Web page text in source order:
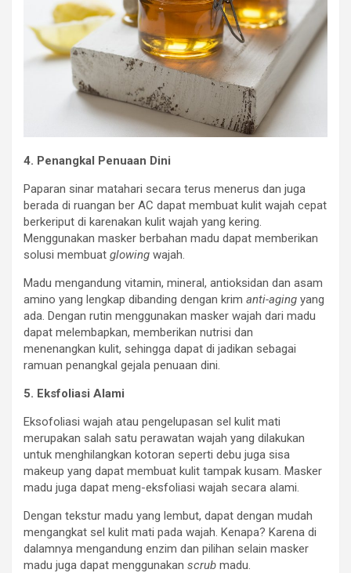
4. Penangkal Penuaan Dini
Paparan sinar matahari secara terus menerus dan juga
berada di ruangan ber AC dapat membuat kulit wajah cepat
berkeriput di karenakan kulit wajah yang kering.
Menggunakan masker berbahan madu dapat memberikan
solusi membuat glowing wajah.
Madu mengandung vitamin, mineral, antioksidan dan asam
amino yang lengkap dibanding dengan krim anti-aging yang
ada. Dengan rutin menggunakan masker wajah dari madu
dapat melembapkan, memberikan nutrisi dan
menenangkan kulit, sehingga dapat di jadikan sebagai
ramuan penangkal gejala penuaan dini.
5. Eksfoliasi Alami
Eksofoliasi wajah atau pengelupasan sel kulit mati
merupakan salah satu perawatan wajah yang dilakukan
untuk menghilangkan kotoran seperti debu juga sisa
makeup yang dapat membuat kulit tampak kusam. Masker
madu juga dapat meng-eksfoliasi wajah secara alami.
Dengan tekstur madu yang lembut, dapat dengan mudah
mengangkat sel kulit mati pada wajah. Kenapa? Karena di
dalamnya mengandung enzim dan pilihan selain masker
madu juga dapat menggunakan scrub madu.